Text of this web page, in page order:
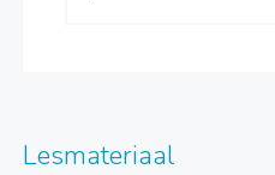
Lesmateriaal